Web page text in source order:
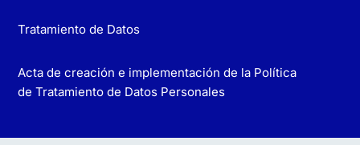
Tratamiento de Datos
Acta de creación e implementación de la Política
de Tratamiento de Datos Personales